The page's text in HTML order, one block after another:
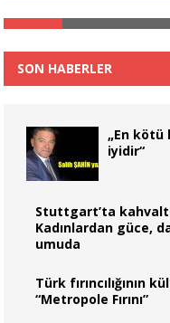
SON HABERLER
„En kötü
iyidir“
Stuttgart’ta
Kadınlardan güce,
umuda
Türk fırıncılığının
“Metropole Fırını”